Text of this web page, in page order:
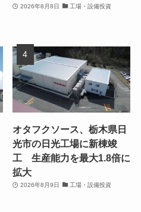
2026年8月8日 工場・設備投資
オタフクソース、栃木県日
光市の日光工場に新棟竣
工 生産能力を最大1.8倍に
拡大
2026年8月9日 工場・設備投資